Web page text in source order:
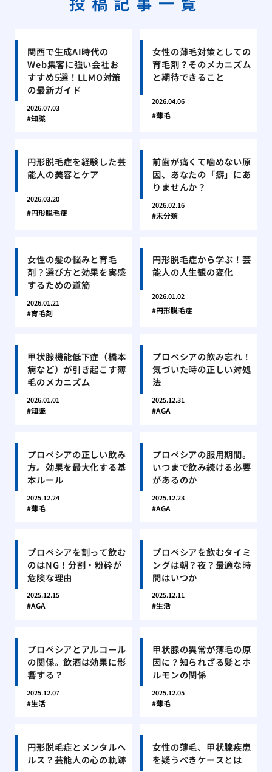
関西で生成AI時代の
Web集客に強い会社お
すすめ5選！LLMO対策
の最新ガイド
2026.07.03
知識
女性の薄毛対策としての
育毛剤？そのメカニズム
と期待できること
2026.04.06
薄毛
円形脱毛症を経験した芸
能人の美容とケア
2026.03.20
円形脱毛症
前歯が痛くて噛めない原
因、あなたの「癖」にあ
りませんか？
2026.02.16
未分類
女性の髪の悩みと育毛
剤？選び方と効果を実感
するための道筋
2026.01.21
育毛剤
円形脱毛症から学ぶ！芸
能人の人生観の変化
2026.01.02
円形脱毛症
甲状腺機能低下症（橋本
病など）が引き起こす薄
毛のメカニズム
2026.01.01
知識
プロペシアの飲み忘れ！
気づいた時の正しい対処
法
2025.12.31
AGA
プロペシアの正しい飲み
方。効果を最大化する基
本ルール
2025.12.24
薄毛
プロペシアの服用期間。
いつまで飲み続ける必要
があるのか
2025.12.23
AGA
プロペシアを割って飲む
のはNG！分割・粉砕が
危険な理由
2025.12.15
AGA
プロペシアを飲むタイミ
ングは朝？夜？最適な時
間はいつか
2025.12.11
生活
プロペシアとアルコール
の関係。飲酒は効果に影
響する？
2025.12.07
生活
甲状腺の異常が薄毛の原
因に？知られざる髪とホ
ルモンの関係
2025.12.05
薄毛
円形脱毛症とメンタルヘ
ルス？芸能人の心の軌跡
女性の薄毛、甲状腺疾患
を疑うべきケースとは